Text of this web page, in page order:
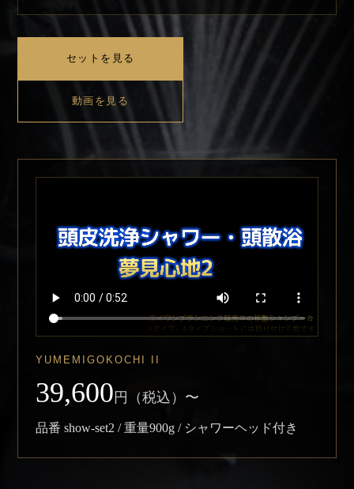
セットを見る
動画を見る
YUMEMIGOKOCHI II
39,600 円（税込）〜
品番 show-set2 / 重量900g / シャワーヘッド付き